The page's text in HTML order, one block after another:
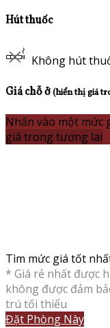
Hút thuốc
Không hút
Giá chỗ ở(hiển thị giá
Nhấn vào một mức
giá trong tương lai
Tìm mức giá tốt
* Giá rẻ nhất được
không được đảm
trú tối thiểu
Đặt Phòng Này